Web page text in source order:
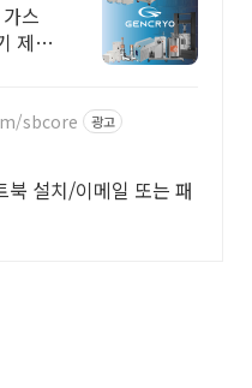
스
제조
sbcore 광고
설치/이메일 또는 패